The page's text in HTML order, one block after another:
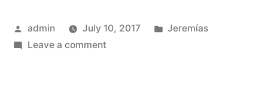
Posted
by
admin July 10, 2017
Posted
Jeremías
Leave a commenton